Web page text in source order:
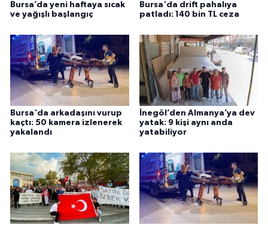
Bursa’da yeni haftaya sıcak
ve yağışlı başlangıç
Bursa'da drift pahalıya
patladı: 140 bin TL ceza
Bursa'da arkadaşını vurup
kaçtı: 50 kamera izlenerek
yakalandı
İnegöl’den Almanya’ya dev
yatak: 9 kişi aynı anda
yatabiliyor